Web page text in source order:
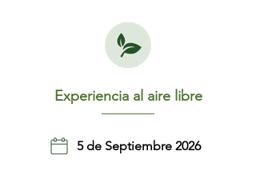
Experiencia al aire libre
5 de Septiembre 2026